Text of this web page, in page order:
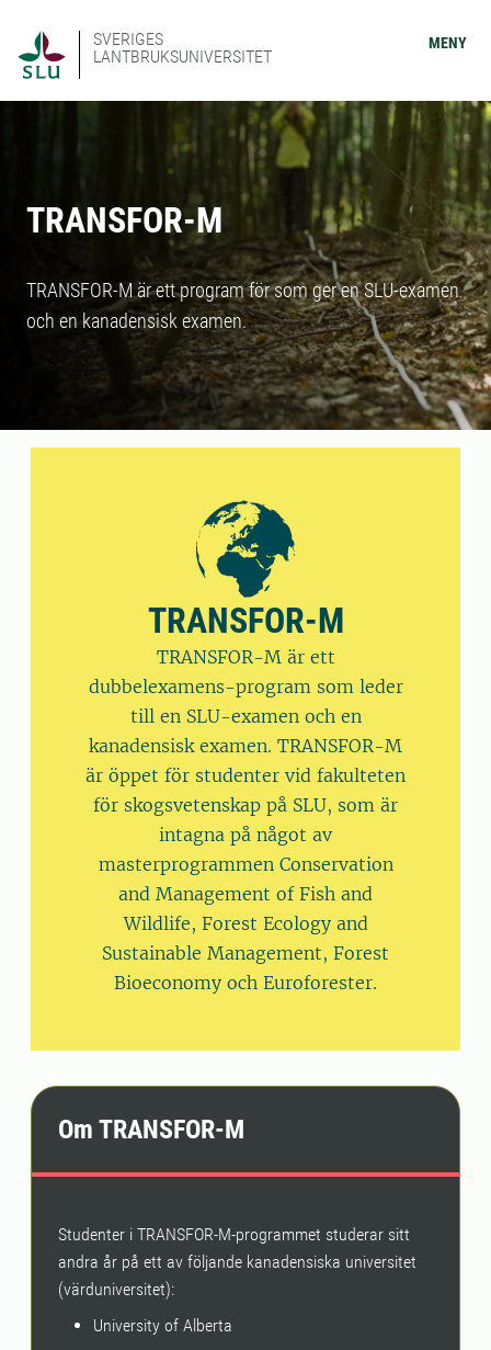
SVERIGES
LANTBRUKSUNIVERSITET
MENY
TRANSFOR-M
TRANSFOR-M är ett program för som ger en SLU-examen
och en kanadensisk examen.
TRANSFOR-M
TRANSFOR-M är ett
dubbelexamens-program som leder
till en SLU-examen och en
kanadensisk examen. TRANSFOR-M
är öppet för studenter vid fakulteten
för skogsvetenskap på SLU, som är
intagna på något av
masterprogrammen Conservation
and Management of Fish and
Wildlife, Forest Ecology and
Sustainable Management, Forest
Bioeconomy och Euroforester.
Om TRANSFOR-M
Studenter i TRANSFOR-M-programmet studerar sitt
andra år på ett av följande kanadensiska universitet
(värduniversitet):
University of Alberta